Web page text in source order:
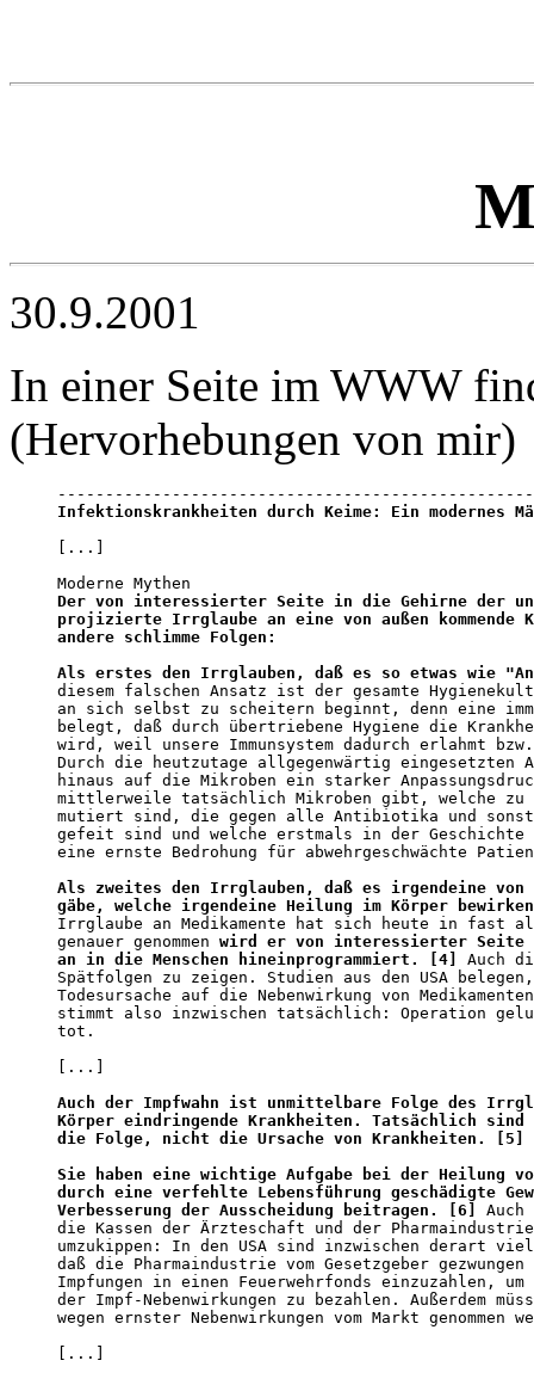
30.9.2001
In einer Seite im WWW
(Hervorhebungen von mir)
Infektionskrankheiten durch Keime: Ein modernes
[...]
Der von interessierter Seite in die Gehirne der
projizierte Irrglaube an eine von außen kommende
andere schlimme Folgen:
Als erstes den Irrglauben, daß es so etwas wie
diesem falschen Ansatz ist der gesamte
an sich selbst zu scheitern beginnt, denn eine
belegt, daß durch übertriebene Hygiene die
wird, weil unsere Immunsystem dadurch erlahmt
Durch die heutzutage allgegenwärtig
hinaus auf die Mikroben ein starker
mittlerweile tatsächlich Mikroben gibt, welche zu
mutiert sind, die gegen alle Antibiotika und
gefeit sind und welche erstmals in der
eine ernste Bedrohung für abwehrgeschwächte
Als zweites den Irrglauben, daß es irgendeine
gäbe, welche irgendeine Heilung im Körper
Irrglaube an Medikamente hat sich heute in
genauer genommen wird er von interessierter Seite
an in die Menschen hineinprogrammiert. [4]
Auch
Spätfolgen zu zeigen. Studien aus den USA
Todesursache auf die Nebenwirkung von
stimmt also inzwischen tatsächlich: Operation
tot.
[...]
Auch der Impfwahn ist unmittelbare Folge des
Körper eindringende Krankheiten. Tatsächlich
die Folge, nicht die Ursache von Krankheiten. [5]
Sie haben eine wichtige Aufgabe bei der Heilung
durch eine verfehlte Lebensführung geschädigte
Verbesserung der Ausscheidung beitragen. [6]
die Kassen der Ärzteschaft und der
umzukippen: In den USA sind inzwischen derart
daß die Pharmaindustrie vom Gesetzgeber
Impfungen in einen Feuerwehrfonds einzuzahlen,
der Impf-Nebenwirkungen zu bezahlen. Außerdem
wegen ernster Nebenwirkungen vom Markt genommen
[...]